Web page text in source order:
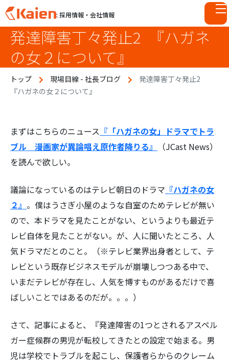
p
: 採用情報・会社情報
発達障害丁々発止2 『ハガネ
の女２について』
トップ 現場目線 - 社長ブログ
発達障害丁々発止2
『ハガネの女２について』
まずはこちらのニュース 『「ハガネの女」ドラマでトラ
ブル 漫画家が異論唱え原作者降りる』
（JCast News）
を読んで欲しい。
議論になっているのはテレビ朝日のドラマ 『ハガネの女
２』 。僕はうさぎ小屋のような自室のためテレビが無い
ので、本ドラマを見たことがない、というよりも最近テ
レビ自体を見たことがない。が、人に聞いたところ、人
気ドラマだとのこと。（※テレビ業界出身者として、テ
レビという既存ビジネスモデルが崩壊しつつある中で、
いまだテレビが存在し、人気を博すものがあるだけで喜
ばしいことではあるのだが。。。）
さて、記事によると、
『発達障害の1つとされるアスペル
ガー症候群の男児が転校してきたとの設定で始まる。男
児は学校でトラブルを起こし、保護者らからのクレーム